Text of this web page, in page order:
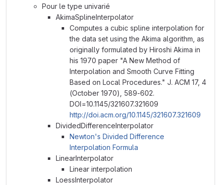
Pour le type univarié
AkimaSplineInterpolator
Computes a cubic spline interpolation for
the data set using the Akima algorithm, as
originally formulated by Hiroshi Akima in
his 1970 paper "A New Method of
Interpolation and Smooth Curve Fitting
Based on Local Procedures." J. ACM 17, 4
(October 1970), 589-602.
DOI=10.1145/321607.321609
http://doi.acm.org/10.1145/321607.321609
DividedDifferenceInterpolator
Newton's Divided Difference
Interpolation Formula
LinearInterpolator
Linear interpolation
LoessInterpolator